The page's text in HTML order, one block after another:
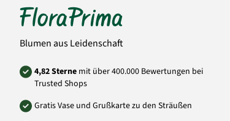
individuell andere Einkaufsquellen durch
seine Großhändler nutzt und somit die
Mengen und Größen der Blüten abweichen
immer dem Wert entsprechende Blumen in
verwendet wird.
Art.-Nr.: SE19
Blumen aus Leidenschaft
4,82 Sterne mit über 400.000 Bewertungen bei
Trusted Shops
Gratis Vase und Grußkarte zu den Sträußen